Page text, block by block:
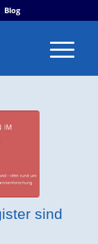
Blog
sind